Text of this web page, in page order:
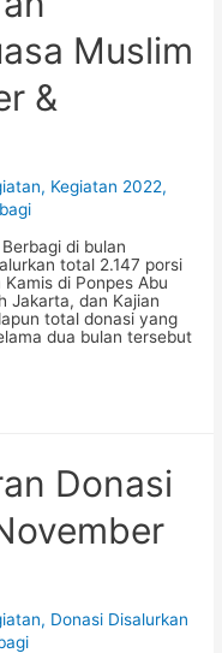
Muslim
&
, Kegiatan 2022,
di bulan
total 2.147 porsi
di Ponpes Abu
Jakarta, dan Kajian
total donasi yang
dua bulan tersebut
Donasi
, Donasi Disalurkan